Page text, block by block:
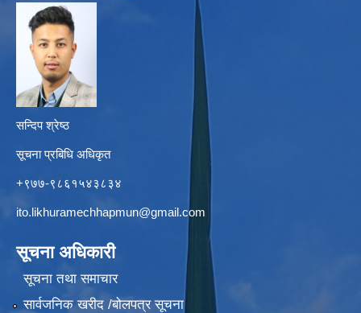
सन्दिप श्रेष्ठ
सूचना प्रबिधि अधिकृत
+९७७-९८६१५४३८३४
ito.likhuramechhapmun@gmail.com
सूचना अधिकारी
सूचना तथा समाचार
सार्वजनिक खरीद /बोलपत्र सूचना